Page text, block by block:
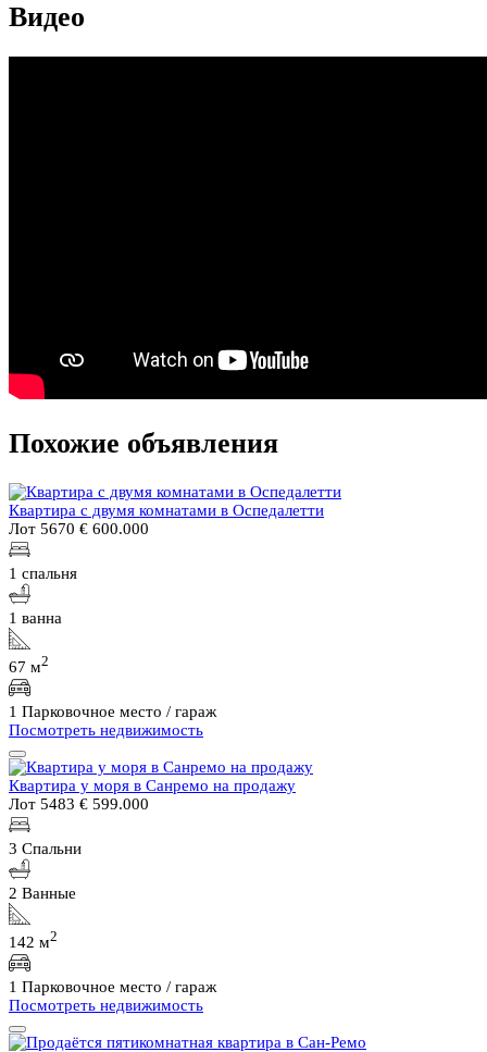
Видео
Похожие объявления
Квартира с двумя комнатами в Оспедалетти
Лот 5670 € 600.000
1 спальня
1 ванна
67 м2
1 Парковочное место / гараж
Посмотреть недвижимость
Квартира у моря в Санремо на продажу
Лот 5483 € 599.000
3 Спальни
2 Ванные
142 м2
1 Парковочное место / гараж
Посмотреть недвижимость